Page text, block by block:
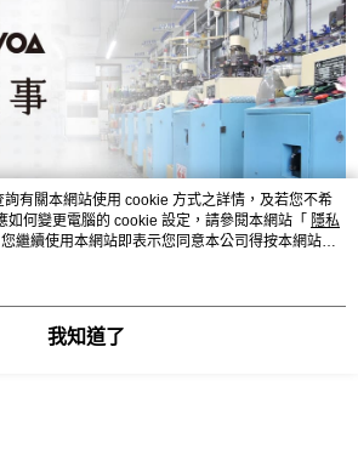
有關本網站使用 cookie 方式之詳情，及若您不希
如何變更電腦的 cookie 設定，請參閱本網站「 隱私
繼續使用本網站即表示您同意本公司得按本網站使
。
我知道了